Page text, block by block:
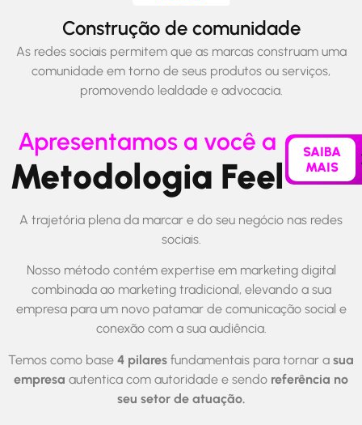
Construção de comunidade
As redes sociais permitem que as marcas construam uma
comunidade em torno de seus produtos ou serviços,
promovendo lealdade e advocacia.
Apresentamos a você a
Metodologia Feel
SAIBA
MAIS
A trajetória plena da marcar e do seu negócio nas redes
sociais.
Nosso método contém expertise em marketing digital
combinada ao marketing tradicional, elevando a sua
empresa para um novo patamar de comunicação social e
conexão com a sua audiência.
Temos como base 4 pilares fundamentais para tornar a sua
empresa autentica com autoridade e sendo referência no
seu setor de atuação.